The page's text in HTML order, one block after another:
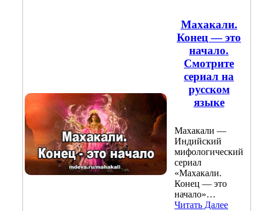
Махакали.
Конец — это
начало.
Смотрите
сериал на
русском
языке
Махакали —
Индийский
мифологический
сериал
«Махакали.
Конец — это
начало»…
Читать Далее